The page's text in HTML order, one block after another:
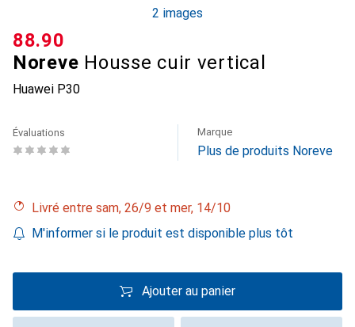
2 images
Noreve Housse cuir vertical
Huawei P30
CHF
88.90
Évaluations Marque
Plus de produits Noreve
Livré entre sam, 26/9 et mer, 14/10
M'informer si le produit est disponible plus tôt
Ajouter au panier